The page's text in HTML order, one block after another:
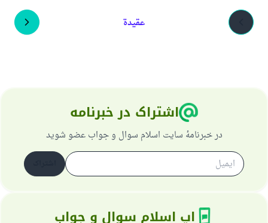
عقيدة
اشتراک در خبرنامه
در خبرنامهٔ سایت اسلام سوال و جواب عضو شوید
اپ اسلام سوال و جواب